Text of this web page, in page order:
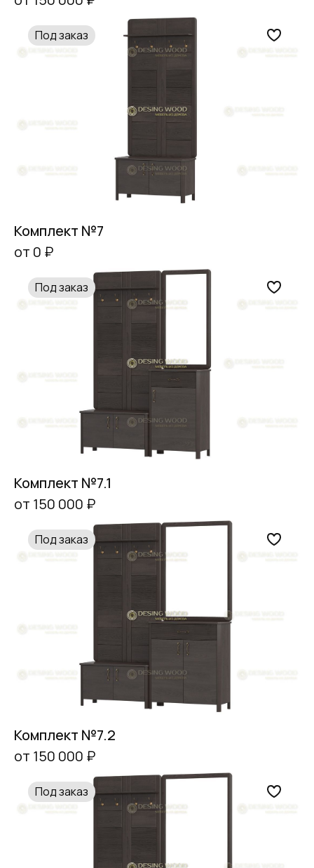
Под заказ
Комплект №7
от 0 ₽
Под заказ
Комплект №7.1
от 150 000 ₽
Под заказ
Комплект №7.2
от 150 000 ₽
Под заказ